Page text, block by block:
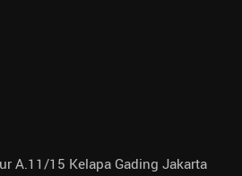
A.11/15 Kelapa Gading Jakarta